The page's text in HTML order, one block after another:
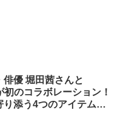
俳優 堀田茜さんと
初のコラボレーション！
り添う4つのアイテムで